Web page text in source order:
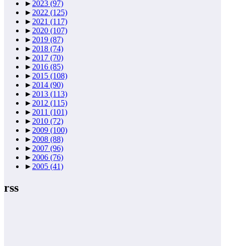
► 2023 (97)
► 2022 (125)
► 2021 (117)
► 2020 (107)
► 2019 (87)
► 2018 (74)
► 2017 (70)
► 2016 (85)
► 2015 (108)
► 2014 (90)
► 2013 (113)
► 2012 (115)
► 2011 (101)
► 2010 (72)
► 2009 (100)
► 2008 (88)
► 2007 (96)
► 2006 (76)
► 2005 (41)
rss